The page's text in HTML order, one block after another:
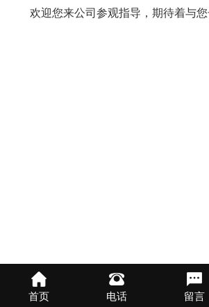
欢迎您来公司参观指导，期待着与您
首页 电话 留言